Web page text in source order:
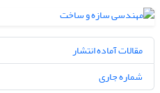
مقالات آماده انتشار
شماره جاری